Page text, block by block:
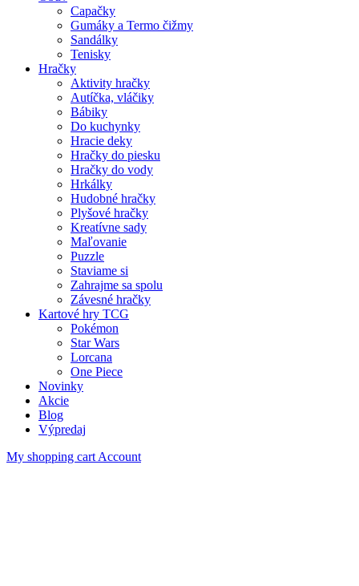
Capačky
Gumáky a Termo čižmy
Sandálky
Tenisky
Hračky
Aktivity hračky
Autíčka, vláčiky
Bábiky
Do kuchynky
Hracie deky
Hračky do piesku
Hračky do vody
Hrkálky
Hudobné hračky
Plyšové hračky
Kreatívne sady
Maľovanie
Puzzle
Staviame si
Zahrajme sa spolu
Závesné hračky
Kartové hry TCG
Pokémon
Star Wars
Lorcana
One Piece
Novinky
Akcie
Blog
Výpredaj
My shopping cart Account